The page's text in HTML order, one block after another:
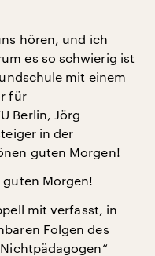
hören, und ich
es so schwierig ist
mit einem
für
Berlin, Jörg
in der
guten Morgen!
guten Morgen!
mit verfasst, in
Folgen des